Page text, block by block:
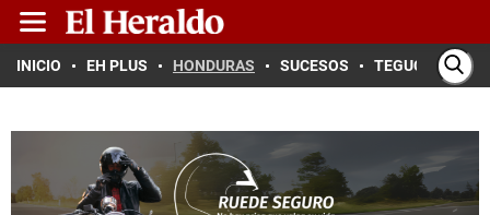
INICIO EH PLUS HONDURAS SUCESOS TEGUCIGALPA